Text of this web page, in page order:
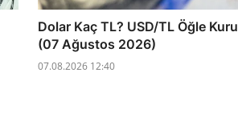
Dolar Kaç TL? USD/TL Öğle Kuru
(07 Ağustos 2026)
07.08.2026 12:40